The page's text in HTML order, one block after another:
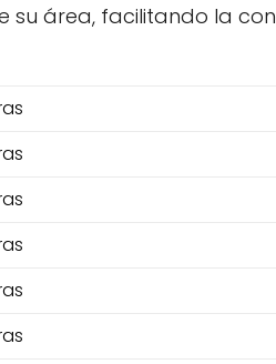
su área, facilitando la